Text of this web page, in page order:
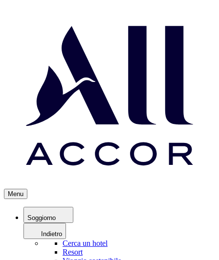
Menu
Soggiorno
Indietro
Cerca un hotel
Resort